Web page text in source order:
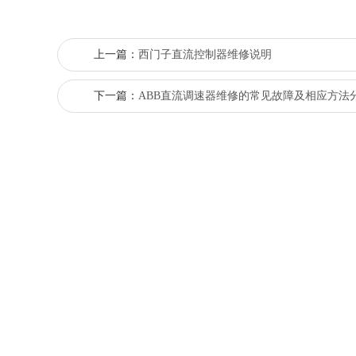
上一篇： 西门子直流控制器维修说明
下一篇： ABB直流调速器维修的常见故障及相应方法